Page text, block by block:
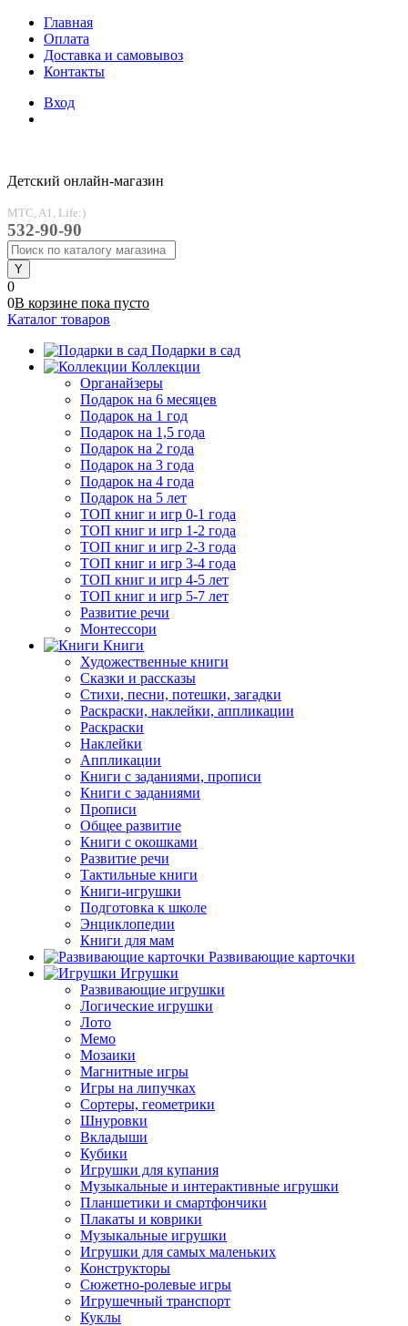
Главная
Оплата
Доставка и самовывоз
Контакты
Вход
Детский онлайн-магазин
MTC, A1, Life:)
532-90-90
0
0В корзине пока пусто
Каталог товаров
Подарки в сад
Коллекции
Органайзеры
Подарок на 6 месяцев
Подарок на 1 год
Подарок на 1,5 года
Подарок на 2 года
Подарок на 3 года
Подарок на 4 года
Подарок на 5 лет
ТОП книг и игр 0-1 года
ТОП книг и игр 1-2 года
ТОП книг и игр 2-3 года
ТОП книг и игр 3-4 года
ТОП книг и игр 4-5 лет
ТОП книг и игр 5-7 лет
Развитие речи
Монтессори
Книги
Художественные книги
Сказки и рассказы
Стихи, песни, потешки, загадки
Раскраски, наклейки, аппликации
Раскраски
Наклейки
Аппликации
Книги с заданиями, прописи
Книги с заданиями
Прописи
Общее развитие
Книги с окошками
Развитие речи
Тактильные книги
Книги-игрушки
Подготовка к школе
Энциклопедии
Книги для мам
Развивающие карточки
Игрушки
Развивающие игрушки
Логические игрушки
Лото
Мемо
Мозаики
Магнитные игры
Игры на липучках
Сортеры, геометрики
Шнуровки
Вкладыши
Кубики
Игрушки для купания
Музыкальные и интерактивные игрушки
Планшетики и смартфончики
Плакаты и коврики
Музыкальные игрушки
Игрушки для самых маленьких
Конструкторы
Сюжетно-ролевые игры
Игрушечный транспорт
Куклы